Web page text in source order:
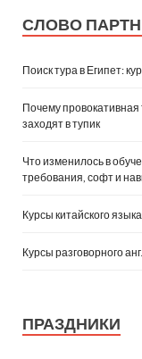
СЛОВО
Поиск тура в Египет:
Почему
заходят в тупик
Что изменилось в
требования, софт и
Курсы китайского
Курсы разговорного
ПРАЗДНИКИ